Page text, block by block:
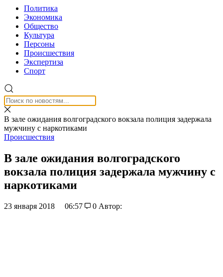
Политика
Экономика
Общество
Культура
Персоны
Происшествия
Экспертиза
Спорт
В зале ожидания волгоградского вокзала полиция задержала
мужчину с наркотиками
Происшествия
В зале ожидания волгоградского
вокзала полиция задержала мужчину с
наркотиками
23 января 2018 06:57 0 Автор: